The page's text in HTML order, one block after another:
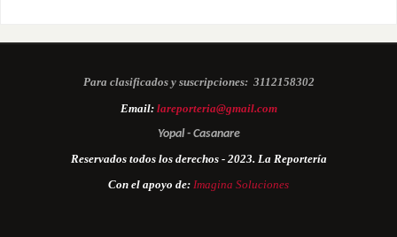
Para clasificados y suscripciones: 3112158302
Email: lareporteria@gmail.com
Yopal - Casanare
Reservados todos los derechos - 2023. La Reportería
Con el apoyo de: Imagina Soluciones